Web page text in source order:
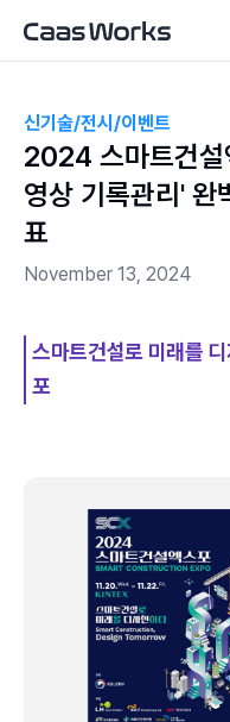
신기술/전시/이벤트
2024 스마트건설
영상 기록관리' 완
표
November 13, 2024
스마트건설로 미래를
포